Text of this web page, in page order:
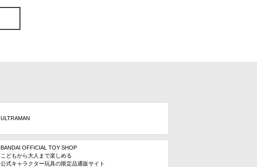
ULTRAMAN
BANDAI OFFICIAL TOY SHOP
こどもから大人まで楽しめる
公式キャラクター玩具の限定品通販サイト